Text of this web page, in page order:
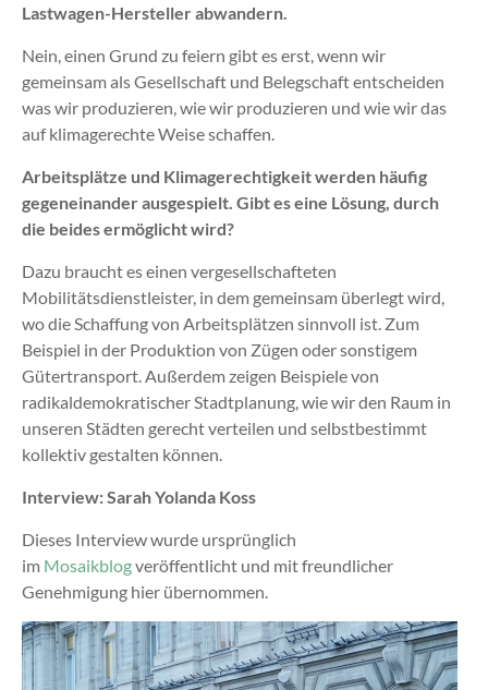
Lastwagen-Hersteller abwandern.
Nein, einen Grund zu feiern gibt es erst, wenn wir
gemeinsam als Gesellschaft und Belegschaft entscheiden
was wir produzieren, wie wir produzieren und wie wir das
auf klimagerechte Weise schaffen.
Arbeitsplätze und Klimagerechtigkeit werden häufig
gegeneinander ausgespielt. Gibt es eine Lösung, durch
die beides ermöglicht wird?
Dazu braucht es einen vergesellschafteten
Mobilitätsdienstleister, in dem gemeinsam überlegt wird,
wo die Schaffung von Arbeitsplätzen sinnvoll ist. Zum
Beispiel in der Produktion von Zügen oder sonstigem
Gütertransport. Außerdem zeigen Beispiele von
radikaldemokratischer Stadtplanung, wie wir den Raum in
unseren Städten gerecht verteilen und selbstbestimmt
kollektiv gestalten können.
Interview: Sarah Yolanda Koss
Dieses Interview wurde ursprünglich
im Mosaikblogveröffentlicht und mit freundlicher
Genehmigung hier übernommen.